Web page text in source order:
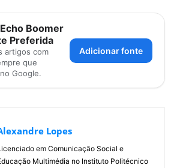
Boomer
Preferida
artigos com
que
Google.
Adicionar fonte
Lopes
em Comunicação Social e
Multimédia no Instituto Politécnico